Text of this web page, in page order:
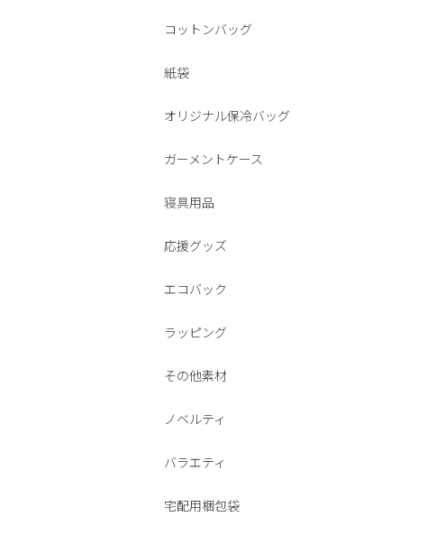
コットンバッグ
紙袋
オリジナル保冷バッグ
ガーメントケース
寝具用品
応援グッズ
エコバック
ラッピング
その他素材
ノベルティ
バラエティ
宅配用梱包袋